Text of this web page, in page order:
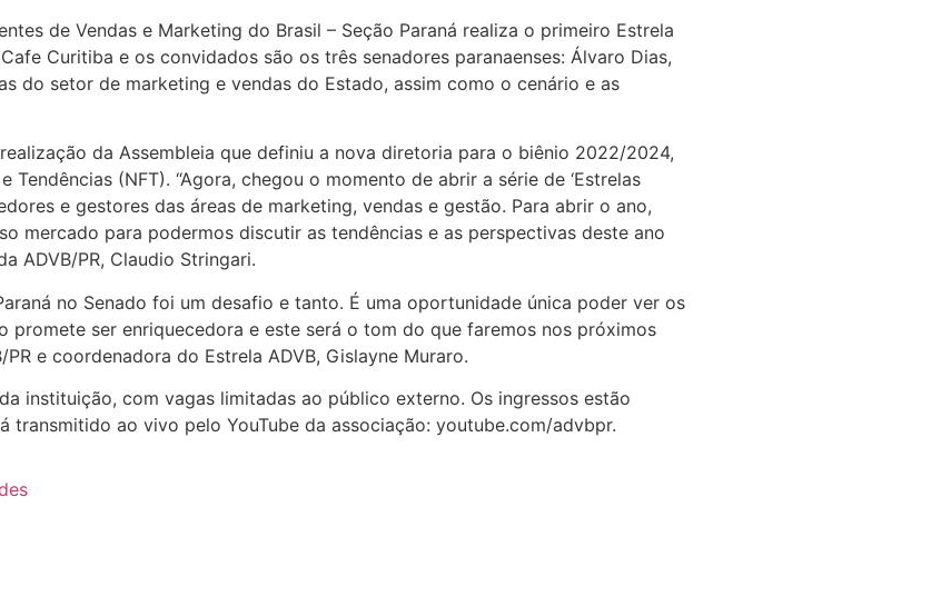
de Vendas e Marketing do Brasil – Seção Paraná realiza o primeiro Estrela
Curitiba e os convidados são os três senadores paranaenses: Álvaro Dias,
do setor de marketing e vendas do Estado, assim como o cenário e as
da Assembleia que definiu a nova diretoria para o biênio 2022/2024,
(NFT). “Agora, chegou o momento de abrir a série de ‘Estrelas
e gestores das áreas de marketing, vendas e gestão. Para abrir o ano,
mercado para podermos discutir as tendências e as perspectivas deste ano
ADVB/PR, Claudio Stringari.
no Senado foi um desafio e tanto. É uma oportunidade única poder ver os
promete ser enriquecedora e este será o tom do que faremos nos próximos
e coordenadora do Estrela ADVB, Gislayne Muraro.
instituição, com vagas limitadas ao público externo. Os ingressos estão
ao vivo pelo YouTube da associação: youtube.com/advbpr.